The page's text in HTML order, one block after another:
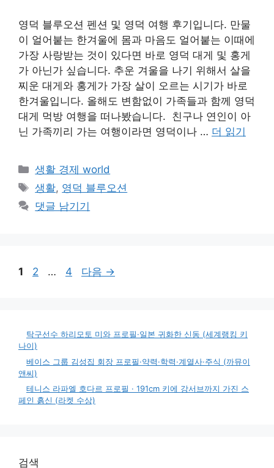
영덕 블루오션 펜션 및 영덕 여행 후기입니다. 만물
이 얼어붙는 한겨울에 몸과 마음도 얼어붙는 이때에
가장 사랑받는 것이 있다면 바로 영덕 대게 및 홍게
가 아닌가 싶습니다. 추운 겨울을 나기 위해서 살을
찌운 대게와 홍게가 가장 살이 오르는 시기가 바로
한겨울입니다. 올해도 변함없이 가족들과 함께 영덕
대게 먹방 여행을 떠나봤습니다. 친구나 연인이 아
닌 가족끼리 가는 여행이라면 영덕이나 … 더 읽기
카
테
리
생활 경제 world
태
그
생활, 영덕 블루오션
댓글 남기기
페
1
페
2 …
페
4 다음 →
탁구선수 하리모토 미와 프로필·일본 귀화한 신동 (세계랭킹 키
나이)
베이스 그룹 김성집 회장 프로필·약력·학력·계열사·주식 (까뮤이
앤씨)
테니스 라파엘 호다르 프로필 · 191cm 키에 강서브까지 가진 스
페인 흙신 (라켓 수상)
검색